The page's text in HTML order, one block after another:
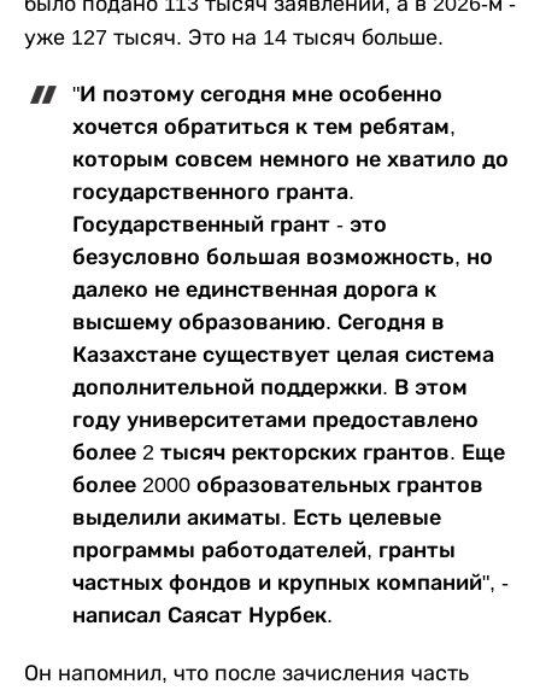
уже 127 тысяч. Это на 14 тысяч больше.
"И поэтому сегодня мне особенно
хочется обратиться к тем ребятам,
которым совсем немного не хватило до
государственного гранта.
Государственный грант - это
безусловно большая возможность, но
далеко не единственная дорога к
высшему образованию. Сегодня в
Казахстане существует целая система
дополнительной поддержки. В этом
году университетами предоставлено
более 2 тысяч ректорских грантов. Еще
более 2000 образовательных грантов
выделили акиматы. Есть целевые
программы работодателей, гранты
частных фондов и крупных компаний", -
написал Саясат Нурбек.
Он напомнил, что после зачисления часть